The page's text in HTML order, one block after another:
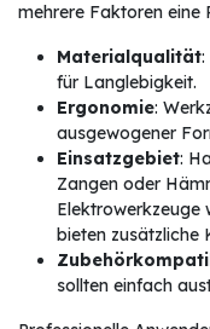
mehrere Faktoren eine
Materialqualität:
für Langlebigkeit.
Ergonomie:
ausgewogener
Einsatzgebiet:
Zangen oder
Elektrowerkzeuge
bieten zusätzliche
sollten einfach